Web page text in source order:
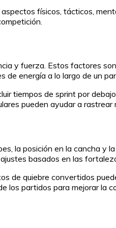
físicos, tácticos,
y fuerza. Estos factores
de energía a lo largo de un
tiempos de sprint por
pueden ayudar a
la posición en la cancha
basados en las
de quiebre convertidos
los partidos para mejorar la